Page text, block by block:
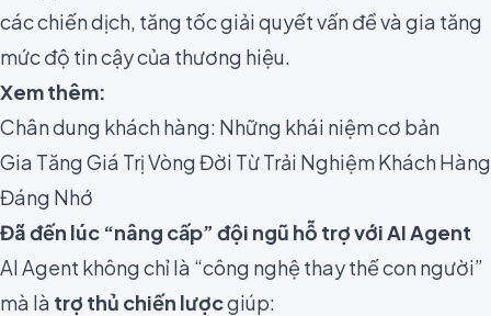
các chiến dịch, tăng tốc giải quyết vấn đề và gia tăng
mức độ tin cậy của thương hiệu.
Xem thêm:
Chân dung khách hàng: Những khái niệm cơ bản
Gia Tăng Giá Trị Vòng Đời Từ Trải Nghiệm Khách Hàng
Đáng Nhớ
Đã đến lúc “nâng cấp” đội ngũ hỗ trợ với AI Agent
AI Agent không chỉ là “công nghệ thay thế con người”
mà là trợ thủ chiến lượcgiúp: